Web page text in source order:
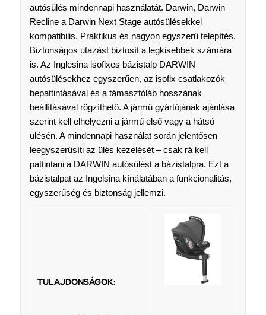
autósülés mindennapi használatát. Darwin, Darwin
Recline a Darwin Next Stage autósülésekkel
kompatibilis. Praktikus és nagyon egyszerű telepítés.
Biztonságos utazást biztosít a legkisebbek számára
is. Az Inglesina isofixes bázistalp DARWIN
autósülésekhez egyszerűen, az isofix csatlakozók
bepattintásával és a támasztóláb hosszának
beállításával rögzíthető. A jármű gyártójának ajánlása
szerint kell elhelyezni a jármű első vagy a hátsó
ülésén. A mindennapi használat során jelentősen
leegyszerűsíti az ülés kezelését – csak rá kell
pattintani a DARWIN autósülést a bázistalpra. Ezt a
bázistalpat az Ingelsina kínálatában a funkcionalitás,
egyszerűség és biztonság jellemzi.
TULAJDONSÁGOK: